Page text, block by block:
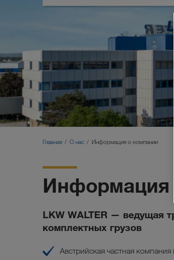
Главная О нас Информация о компании
Информация
LKW WALTER — ведущая
комплектных грузов
Австрийская частная